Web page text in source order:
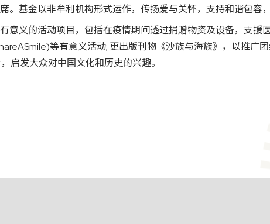
。基金以非牟利机构形式运作，传扬爱与关怀，支持和谐包容
意义的活动项目，包括在疫情期间透过捐赠物资及设备，支援
等有意义活动; 更出版刊物《沙族与海族》，以推广
启发大众对中国文化和历史的兴趣。